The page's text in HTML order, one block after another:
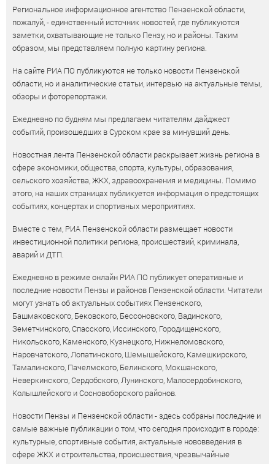
Региональное информационное агентство Пензенской области,
пожалуй, - единственный источник новостей, где публикуются
заметки, охватывающие не только Пензу, но и районы. Таким
образом, мы представляем полную картину региона.
На сайте РИА ПО публикуются не только новости Пензенской
области, но и аналитические статьи, интервью на актуальные темы,
обзоры и фоторепортажи.
Ежедневно по будням мы предлагаем читателям дайджест
событий, произошедших в Сурском крае за минувший день.
Новостная лента Пензенской области раскрывает жизнь региона в
сфере экономики, общества, спорта, культуры, образования,
сельского хозяйства, ЖКХ, здравоохранения и медицины. Помимо
этого, на наших страницах публикуется информация о предстоящих
событиях, концертах и спортивных мероприятиях.
Вместе с тем, РИА Пензенской области размещает новости
инвестиционной политики региона, происшествий, криминала,
аварий и ДТП.
Ежедневно в режиме онлайн РИА ПО публикует оперативные и
последние новости Пензы и районов Пензенской области. Читатели
могут узнать об актуальных событиях Пензенского,
Башмаковского, Бековского, Бессоновского, Вадинского,
Земетчинского, Спасского, Иссинского, Городищенского,
Никольского, Каменского, Кузнецкого, Нижнеломовского,
Наровчатского, Лопатинского, Шемышейского, Камешкирского,
Тамалинского, Пачелмского, Белинского, Мокшанского,
Неверкинского, Сердобского, Лунинского, Малосердобинского,
Колышлейского и Сосновоборского районов.
Новости Пензы и Пензенской области - здесь собраны последние и
самые важные публикации о том, что сегодня происходит в городе:
культурные, спортивные события, актуальные нововведения в
сфере ЖКХ и строительства, происшествия, чрезвычайные